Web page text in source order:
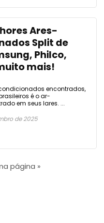
Ares-
Split de
Philco,
mais!
encontrados,
é o ar-
em seus lares. ...
de 2025
página »